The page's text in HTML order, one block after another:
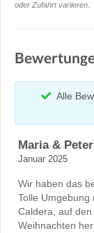
oder Zufahrt variieren.
Alle
Maria & Peter
Januar 2025
Wir haben das
Tolle Umgebung
Caldera, auf
Weihnachten